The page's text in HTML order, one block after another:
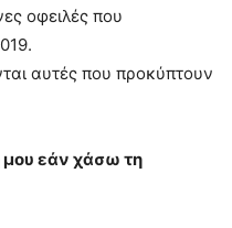
οφειλές που
αυτές που προκύπτουν
μου εάν χάσω τη